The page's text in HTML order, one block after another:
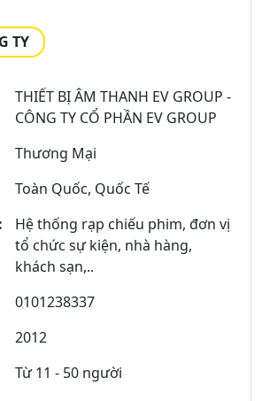
TY
THIẾT BỊ ÂM THANH EV GROUP -
CÔNG TY CỔ PHẦN EV GROUP
Thương Mại
Toàn Quốc, Quốc Tế
Hệ thống rạp chiếu phim, đơn vị
tổ chức sự kiện, nhà hàng,
khách sạn,..
0101238337
2012
Từ 11 - 50 người